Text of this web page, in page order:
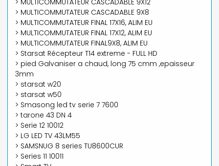
> MULTICOMMUTATEUR CASCADABLE 9X12
> MULTICOMMUTATEUR CASCADABLE 9X8
> MULTICOMMUTATEUR FINAL 17X16, ALIM EU
> MULTICOMMUTATEUR FINAL 17X12, ALIM EU
> MULTICOMMUTATEUR FINAL9X8, ALIM EU
> Starsat Récepteur T14 extreme - FULL HD
> pied Galvaniser a chaud, long 75 cmm ,epaisseur
3mm
> starsat w20
> starsat w50
> Smasong led tv serie 7 7600
> tarone 43 DN 4
> Serie 12 10012
> LG LED TV 43LM55
> SAMSNUG 8 series TU8600CUR
> Series 11 10011